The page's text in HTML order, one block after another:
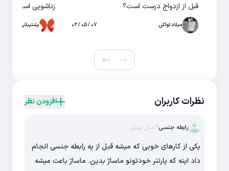
قبل از ازدواج درست است؟
میلاد توکلی ۰۷ / ۰۵ / ۰۲
زناشویی است؟
پشتیبانی حال
نظرات کاربران افزودن نظر
رابطه جنسی6 سال پیش
یکی از کارهای خوبی که میشه قبل از یه رابطه جنسی انجام
داد اینه که پارتنر خودتونو ماساژ بدین. ماساژ باعث میشه